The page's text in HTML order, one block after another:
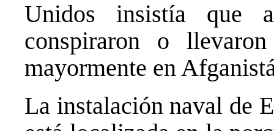
Unidos insistía que
conspiraron o
mayormente en
La instalación naval de